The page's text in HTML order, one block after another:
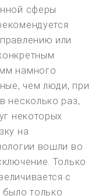
сферы
или
намного
чем люди, при
несколько раз,
некоторых
на
вошли во
Только
с
только